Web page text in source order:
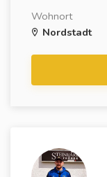
Wohnort
Nordstadt